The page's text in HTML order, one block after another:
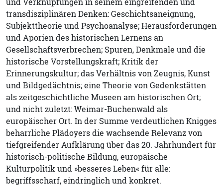
transdisziplinären Denken: Geschichtsaneignung,
Subjekttheorie und Psychoanalyse; Herausforderungen
und Aporien des historischen Lernens an
Gesellschaftsverbrechen; Spuren, Denkmale und die
historische Vorstellungskraft; Kritik der
Erinnerungskultur; das Verhältnis von Zeugnis, Kunst
und Bildgedächtnis; eine Theorie von Gedenkstätten
als zeitgeschichtliche Museen am historischen Ort;
und nicht zuletzt: Weimar-Buchenwald als
europäischer Ort. In der Summe verdeutlichen Knigges
beharrliche Plädoyers die wachsende Relevanz von
tiefgreifender Aufklärung über das 20. Jahrhundert für
historisch-politische Bildung, europäische
Kulturpolitik und »besseres Leben« für alle:
begriffsscharf, eindringlich und konkret.